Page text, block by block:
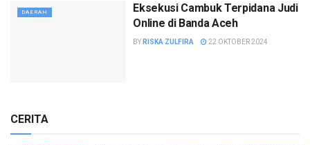
DAERAH
Eksekusi Cambuk Terpidana Judi
Online di Banda Aceh
BY RISKA ZULFIRA 22 OKTOBER 2024
CERITA